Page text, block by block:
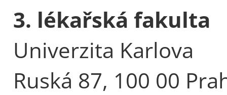
3. lékařská fakulta
Univerzita Karlova
Ruská 87, 100 00